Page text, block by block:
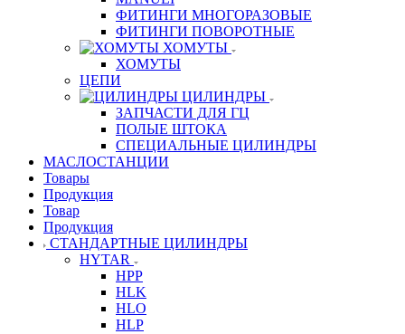
ФИТИНГИ МНОГОРАЗОВЫЕ
ФИТИНГИ ПОВОРОТНЫЕ
ХОМУТЫ
ХОМУТЫ
ЦЕПИ
ЦИЛИНДРЫ
ЗАПЧАСТИ ДЛЯ ГЦ
ПОЛЫЕ ШТОКА
СПЕЦИАЛЬНЫЕ ЦИЛИНДРЫ
МАСЛОСТАНЦИИ
Товары
Продукция
Товар
Продукция
СТАНДАРТНЫЕ ЦИЛИНДРЫ
HYTAR
HPP
HLK
HLO
HLP